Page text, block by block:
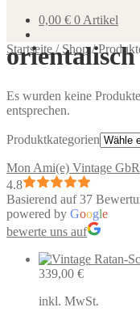
0,00 € 0 Artikel
Startseite / Shop/
orientalisch
Es wurden keine
entsprechen.
Produktkategorien
Mon Ami(e) Vintage GbR
4.8
Basierend auf 37
powered by Google
bewerte uns auf
339,00 €
inkl. MwSt.